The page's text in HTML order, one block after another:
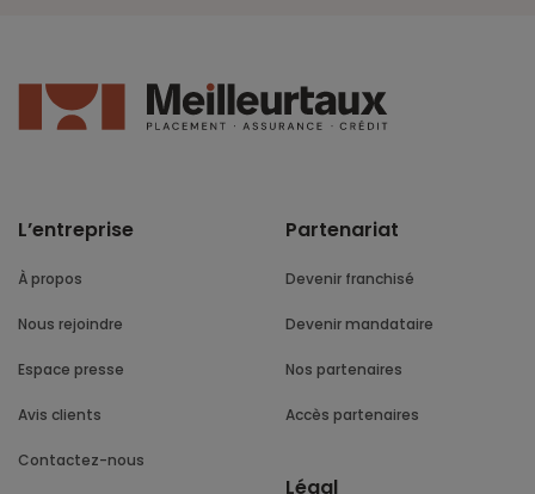
L’entreprise
À propos
Nous rejoindre
Espace presse
Avis clients
Contactez-nous
Partenariat
Devenir franchisé
Devenir mandataire
Nos partenaires
Accès partenaires
Légal